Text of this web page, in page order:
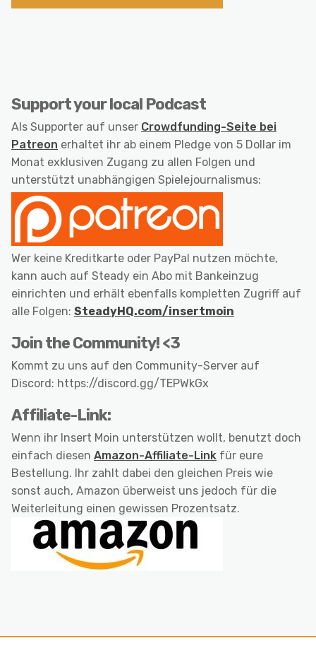
Support your local Podcast
Als Supporter auf unser Crowdfunding-Seite bei
Patreon erhaltet ihr ab einem Pledge von 5 Dollar im
Monat exklusiven Zugang zu allen Folgen und
unterstützt unabhängigen Spielejournalismus:
Wer keine Kreditkarte oder PayPal nutzen möchte,
kann auch auf Steady ein Abo mit Bankeinzug
einrichten und erhält ebenfalls kompletten Zugriff auf
alle Folgen: SteadyHQ.com/insertmoin
Join the Community! <3
Kommt zu uns auf den Community-Server auf
Discord: https://discord.gg/TEPWkGx
Affiliate-Link:
Wenn ihr Insert Moin unterstützen wollt, benutzt doch
einfach diesen Amazon-Affiliate-Link für eure
Bestellung. Ihr zahlt dabei den gleichen Preis wie
sonst auch, Amazon überweist uns jedoch für die
Weiterleitung einen gewissen Prozentsatz.